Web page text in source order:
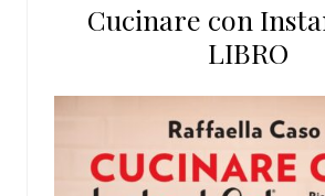
Cucinare con
LIBRO